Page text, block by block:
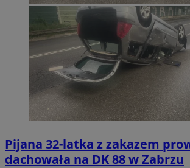
Pijana 32-latka z zakazem
dachowała na DK 88 w Zabrzu